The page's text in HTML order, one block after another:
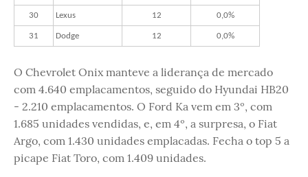
30 Lexus 12 0,0%
31 Dodge 12 0,0%
O Chevrolet Onix manteve a liderança de mercado
com 4.640 emplacamentos, seguido do Hyundai HB20
- 2.210 emplacamentos. O Ford Ka vem em 3º, com
1.685 unidades vendidas, e, em 4º, a surpresa, o Fiat
Argo, com 1.430 unidades emplacadas. Fecha o top 5 a
picape Fiat Toro, com 1.409 unidades.